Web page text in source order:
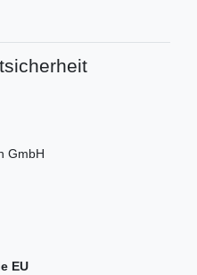
GmbH
EU